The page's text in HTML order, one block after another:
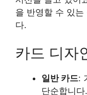
을 반영할 수 있
다.
카드 디자
일반 카드:
단순합니다.